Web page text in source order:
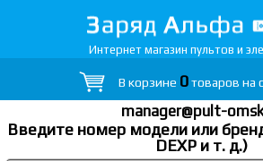
Интернет магазин пультов и
В корзине 0товаров на
manager@pult-
Введите номер модели или
DEXP и т. д.)